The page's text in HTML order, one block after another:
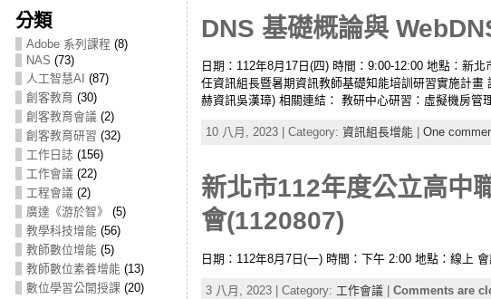
分類
Adobe 系列課程 (8)
NAS (73)
人工智慧AI (87)
創客教育 (30)
創客教育會議 (2)
創客教育研習 (32)
工作日誌 (156)
工作會議 (22)
工程會議 (2)
廣達《游於智》
(5)
教學科技增能(56)
教師數位增能(5)
教師數位素養增能(13)
數位學習公開授課 (20)
DNS 基礎概論與
日期：112年8月17日(四) 時間：9:00-12:00 地點：新
任資訊組長暨暑期資訊教師基礎知能培訓研習實施計畫
赫資訊吳漢璋) 相關連結： 教研中心研習：虛擬機房管
10 八月, 2023 | Category: 資訊組長增能| One
新北市112年度公立高中
會(1120807)
日期：112年8月7日(一) 時間：下午 2:00 地點：線上
3 八月, 2023 | Category: 工作會議| Comments are